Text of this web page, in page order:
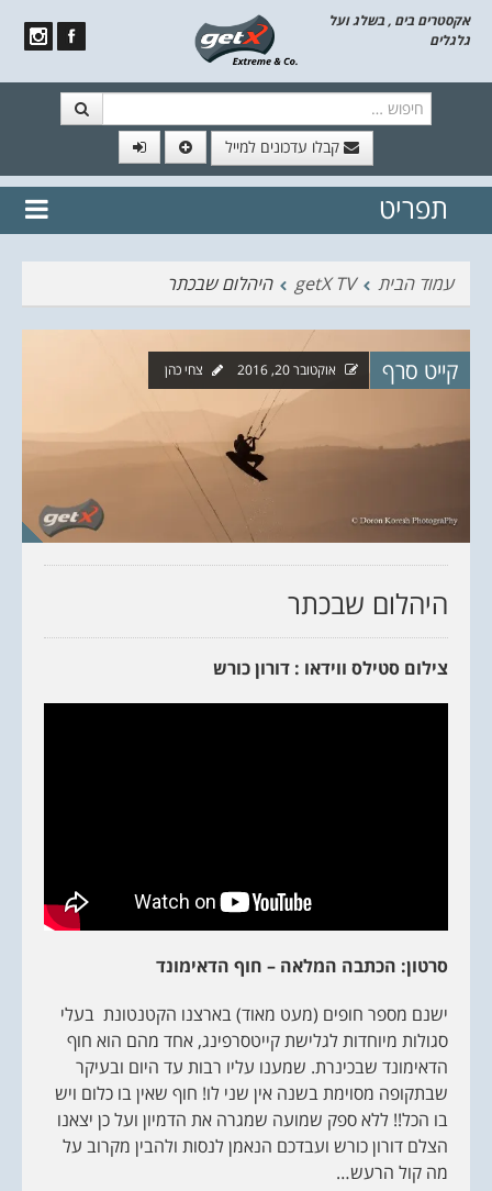
אקסטרים בים , בשלג ועל
גלגלים
קבלו עדכונים למייל
// הצטרף לרשימת תפוצה!
נשמח
תפריט
עמוד הבית
getX TV היהלום שבכתר
קייט סרף אוקטובר 20, 2016 צחי כהן
היהלום שבכתר
צילום סטילס ווידאו : דורון כורש
סרטון: הכתבה המלאה – חוף הדאימונד
ישנם מספר חופים (מעט מאוד) בארצנו הקטנטונת בעלי
סגולות מיוחדות לגלישת קייטסרפינג, אחד מהם הוא חוף
הדאימונד שבכינרת. שמענו עליו רבות עד היום ובעיקר
שבתקופה מסוימת בשנה אין שני לו! חוף שאין בו כלום ויש
בו הכל!! ללא ספק שמועה שמגרה את הדמיון ועל כן יצאנו
הצלם דורון כורש ועבדכם הנאמן לנסות ולהבין מקרוב על
מה קול הרעש…